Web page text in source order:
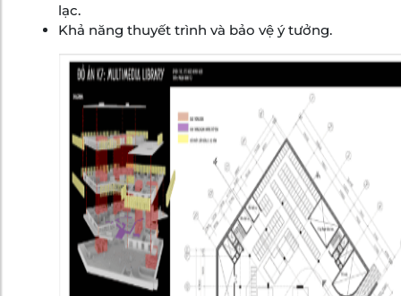
lạc.
Khả năng thuyết trình và bảo vệ ý tưởng.